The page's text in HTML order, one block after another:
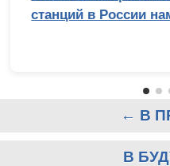
станций в России
← В
В